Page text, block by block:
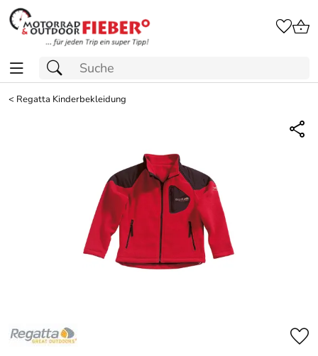
< Regatta Kinderbekleidung